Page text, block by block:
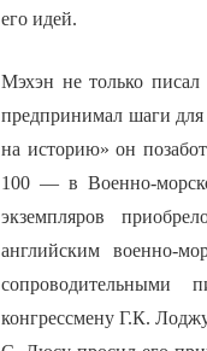
его идей.
Мэхэн не только
предпринимал шаги
на историю» он
100 — в Военно-
экземпляров
английским военно-
сопроводительными
конгрессмену Г.К.